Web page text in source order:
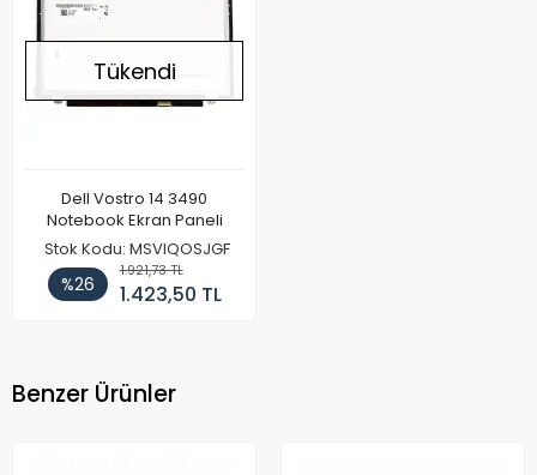
Tükendi
Dell Vostro 14 3490
Notebook Ekran Paneli
Stok Kodu: MSVIQOSJGF
%26
1.921,73 TL
1.423,50 TL
Benzer Ürünler